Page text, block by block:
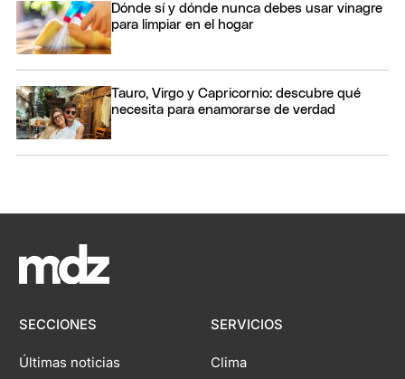
Dónde sí y dónde nunca debes usar vinagre
para limpiar en el hogar
Tauro, Virgo y Capricornio: descubre qué
necesita para enamorarse de verdad
SECCIONES
Últimas noticias
SERVICIOS
Clima